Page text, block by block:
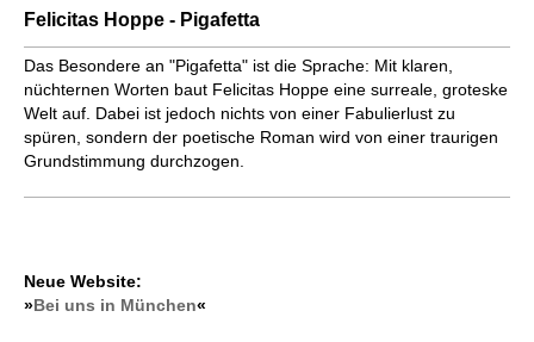
Felicitas Hoppe - Pigafetta
Das Besondere an "Pigafetta" ist die Sprache: Mit klaren,
nüchternen Worten baut Felicitas Hoppe eine surreale, groteske
Welt auf. Dabei ist jedoch nichts von einer Fabulierlust zu
spüren, sondern der poetische Roman wird von einer traurigen
Grundstimmung durchzogen.
Neue Website:
»Bei uns in München«